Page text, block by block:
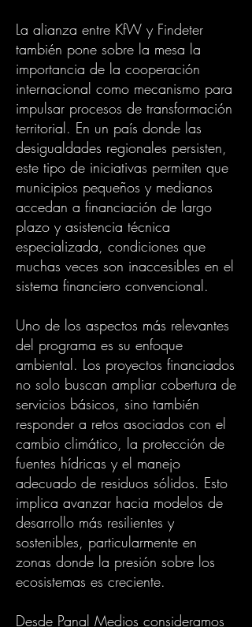
La alianza entre KfW y Findeter
también pone sobre la mesa la
importancia de la cooperación
internacional como mecanismo para
impulsar procesos de transformación
territorial. En un país donde las
desigualdades regionales persisten,
este tipo de iniciativas permiten que
municipios pequeños y medianos
accedan a financiación de largo
plazo y asistencia técnica
especializada, condiciones que
muchas veces son inaccesibles en el
sistema financiero convencional.
Uno de los aspectos más relevantes
del programa es su enfoque
ambiental. Los proyectos financiados
no solo buscan ampliar cobertura de
servicios básicos, sino también
responder a retos asociados con el
cambio climático, la protección de
fuentes hídricas y el manejo
adecuado de residuos sólidos. Esto
implica avanzar hacia modelos de
desarrollo más resilientes y
sostenibles, particularmente en
zonas donde la presión sobre los
ecosistemas es creciente.
Desde Panal Medios consideramos